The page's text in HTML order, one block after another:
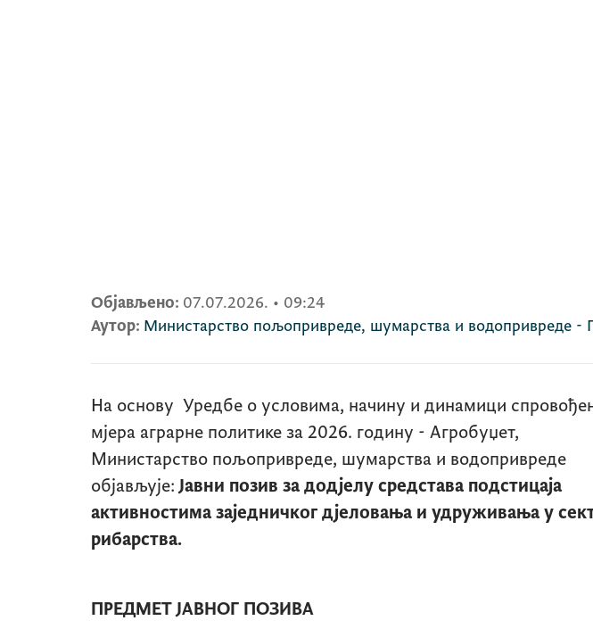
Објављено: 07.07.2026. • 09:24
Аутор: Министарство пољопривреде, шумарства и водопривреде -
На основу Уредбе о условима, начину и динамици
мјера аграрне политике за 2026. годину - Агробуџет,
Министарство пољопривреде, шумарства и водопривреде
објављује:Јавни позив за додјелу средстава подстицаја
активностима заједничког дјеловања и удруживања у
рибарства.
ПРЕДМЕТ ЈАВНОГ ПОЗИВА